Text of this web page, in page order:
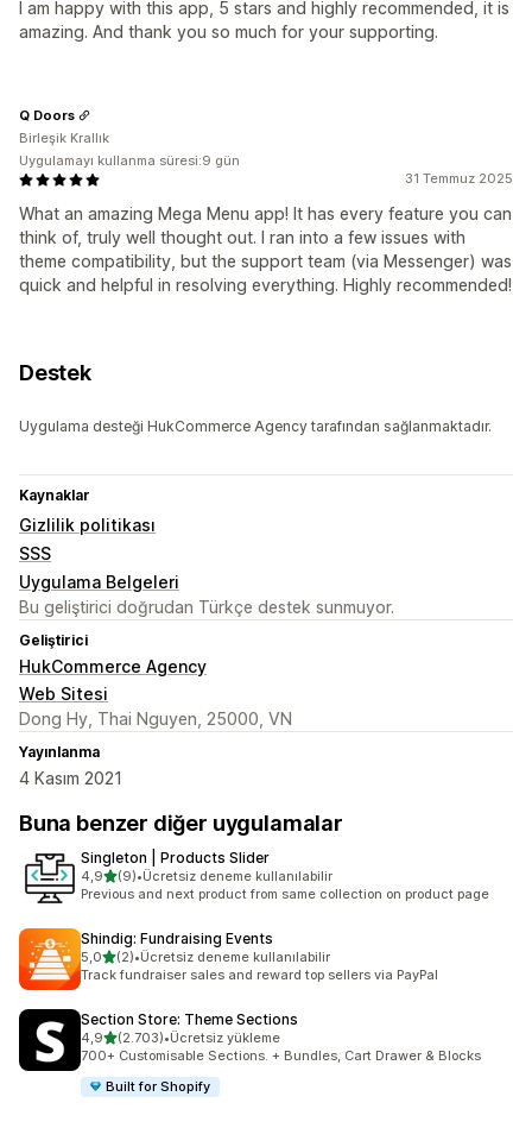
I am happy with this app, 5 stars and highly recommended, it is
amazing. And thank you so much for your supporting.
31 Temmuz 2025
What an amazing Mega Menu app! It has every feature you can
think of, truly well thought out. I ran into a few issues with
theme compatibility, but the support team (via Messenger) was
quick and helpful in resolving everything. Highly recommended!
Q Doors
Birleşik Krallık
Uygulamayı kullanma süresi:9 gün
Destek
Uygulama desteği HukCommerce Agency tarafından sağlanmaktadır.
Kaynaklar
Gizlilik politikası
SSS
Uygulama Belgeleri
Bu geliştirici doğrudan Türkçe destek sunmuyor.
Geliştirici
HukCommerce Agency
Web Sitesi
Dong Hy, Thai Nguyen, 25000, VN
Yayınlanma
4 Kasım 2021
Buna benzer diğer uygulamalar
Singleton | Products Slider
4,95 yıldız üzerinden
(9)
toplam 9 değerlendirme
•Ücretsiz deneme kullanılabilir
Previous and next product from same collection on product page
Shindig: Fundraising Events
5,05 yıldız üzerinden
(2)
toplam 2 değerlendirme
•Ücretsiz deneme kullanılabilir
Track fundraiser sales and reward top sellers via PayPal
Section Store: Theme Sections
4,95 yıldız üzerinden
(2.703)
toplam 2703 değerlendirme
•Ücretsiz yükleme
700+ Customisable Sections. + Bundles, Cart Drawer & Blocks
Built for Shopify